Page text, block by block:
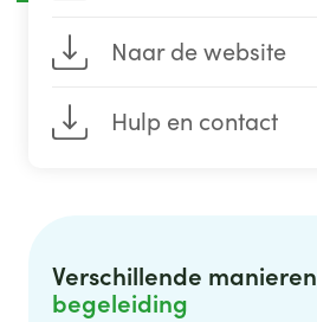
Naar de website
Hulp en contact
Verschillende manieren
begeleiding